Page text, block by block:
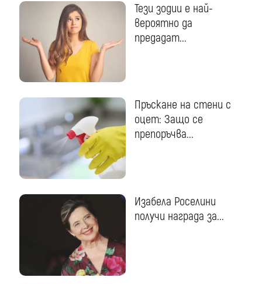
Тези зодии е най-
вероятно да
предадат...
Пръскане на стени с
оцет: Защо се
препоръчва...
Изабела Роселини
получи награда за...